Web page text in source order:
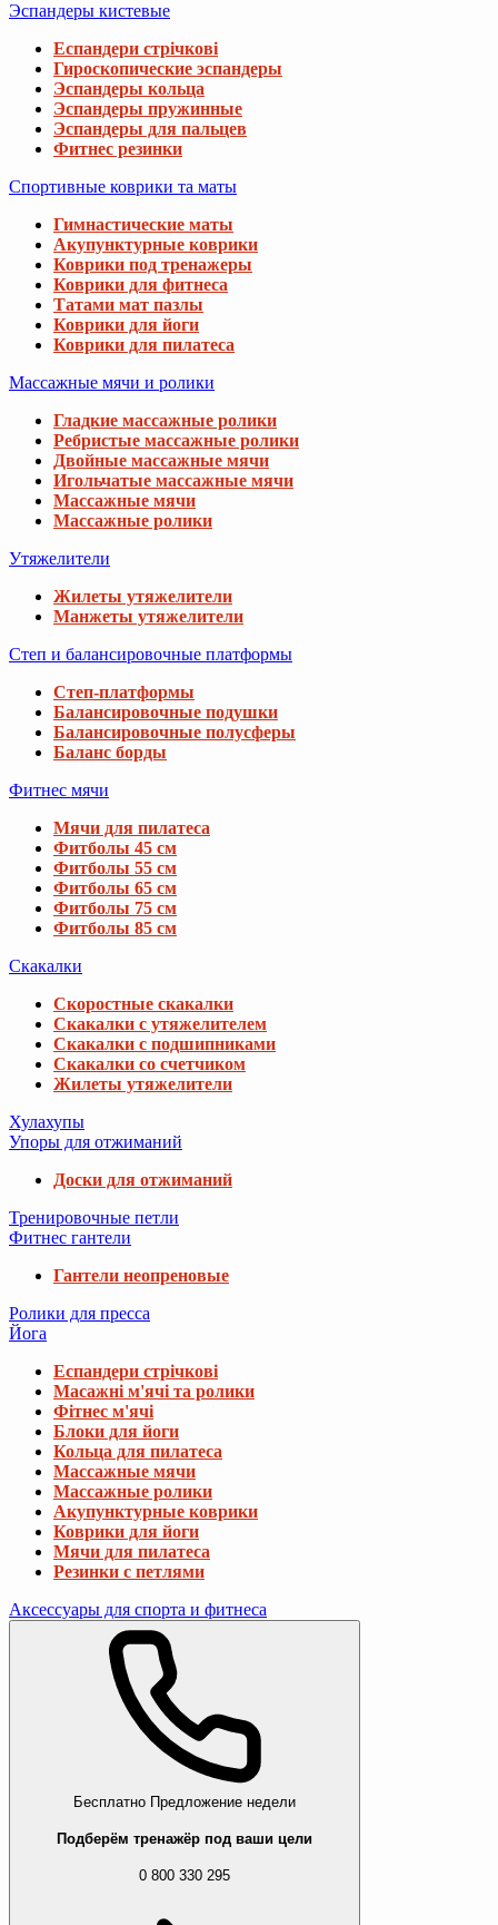
Эспандеры кистевые
Еспандери стрічкові
Гироскопические эспандеры
Эспандеры кольца
Эспандеры пружинные
Эспандеры для пальцев
Фитнес резинки
Спортивные коврики та маты
Гимнастические маты
Акупунктурные коврики
Коврики под тренажеры
Коврики для фитнеса
Татами мат пазлы
Коврики для йоги
Коврики для пилатеса
Массажные мячи и ролики
Гладкие массажные ролики
Ребристые массажные ролики
Двойные массажные мячи
Игольчатые массажные мячи
Массажные мячи
Массажные ролики
Утяжелители
Жилеты утяжелители
Манжеты утяжелители
Степ и балансировочные платформы
Степ-платформы
Балансировочные подушки
Балансировочные полусферы
Баланс борды
Фитнес мячи
Мячи для пилатеса
Фитболы 45 см
Фитболы 55 см
Фитболы 65 см
Фитболы 75 см
Фитболы 85 см
Скакалки
Скоростные скакалки
Скакалки с утяжелителем
Скакалки с подшипниками
Скакалки со счетчиком
Жилеты утяжелители
Хулахупы
Упоры для отжиманий
Доски для отжиманий
Тренировочные петли
Фитнес гантели
Гантели неопреновые
Ролики для пресса
Йога
Еспандери стрічкові
Масажні м'ячі та ролики
Фітнес м'ячі
Блоки для йоги
Кольца для пилатеса
Массажные мячи
Массажные ролики
Акупунктурные коврики
Коврики для йоги
Мячи для пилатеса
Резинки с петлями
Аксессуары для спорта и фитнеса
Бесплатно Предложение недели
Подберём тренажёр под ваши цели
0 800 330 295